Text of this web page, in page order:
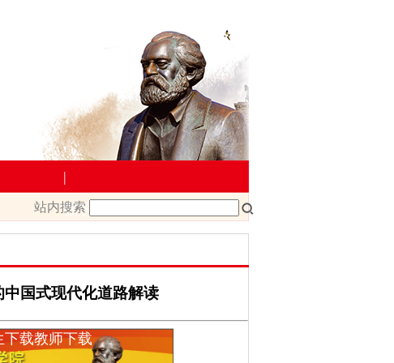
|
教学管理
下载教师下载
站内搜索
国式现代化道路解读